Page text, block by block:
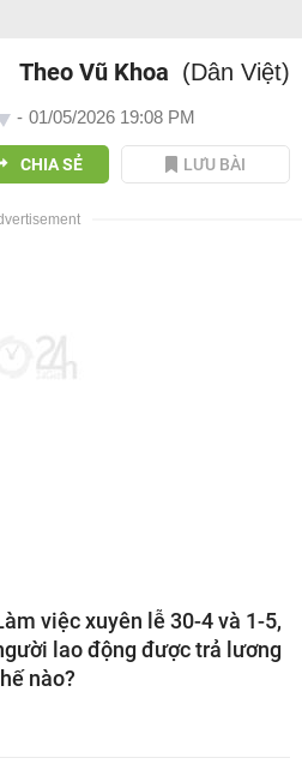
Theo Vũ Khoa (Dân Việt)
- 01/05/2026 19:08 PM
CHIA SẺ LƯU BÀI
việc xuyên lễ 30-4 và 1-5,
lao động được trả lương
nào?